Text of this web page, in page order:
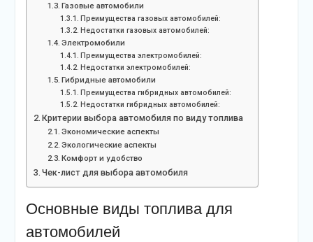
Газовые автомобили
Преимущества газовых автомобилей:
Недостатки газовых автомобилей:
Электромобили
Преимущества электромобилей:
Недостатки электромобилей:
Гибридные автомобили
Преимущества гибридных автомобилей:
Недостатки гибридных автомобилей:
Критерии выбора автомобиля по виду топлива
Экономические аспекты
Экологические аспекты
Комфорт и удобство
Чек-лист для выбора автомобиля
Основные виды топлива для
автомобилей